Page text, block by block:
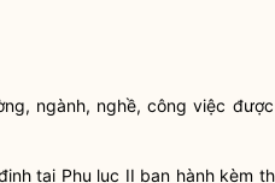
ngành, nghề, công việc
tại Phụ lục II ban hành kèm